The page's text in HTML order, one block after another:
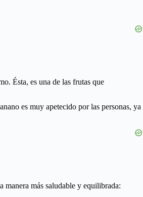
Ésta, es una de las frutas que
es muy apetecido por las personas, ya
más saludable y equilibrada: